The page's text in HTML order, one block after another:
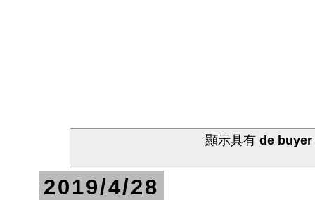
顯示具有de buyer
2019/4/28